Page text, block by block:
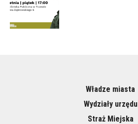
Władze miasta
Wydziały urzędu
Straż Miejska